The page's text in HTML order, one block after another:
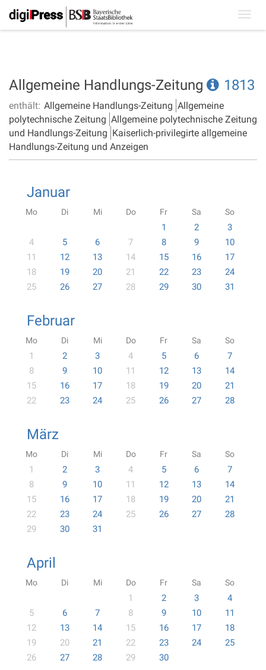
Allgemeine Handlungs-Zeitung 1813
enthält: Allgemeine Handlungs-Zeitung Allgemeine
polytechnische Zeitung Allgemeine polytechnische Zeitung
und Handlungs-Zeitung Kaiserlich-privilegirte allgemeine
Handlungs-Zeitung und Anzeigen
Januar
Mo Di Mi Do Fr Sa So
1 2
3
4
5 6 7 8 9
10
11
12 13 14 15 16
17
18
19 20 21 22 23
24
25
26 27 28 29 30 31
Februar
Mo Di Mi Do Fr Sa So
1 2 3 4 5 6
7
8
9 10 11 12 13
14
15
16 17 18 19 20
21
22
23 24 25 26 27 28
März
Mo Di Mi Do Fr Sa So
1 2 3 4 5 6
7
8
9 10 11 12 13
14
15
16 17 18 19 20
21
22
23 24 25 26 27
28
29
30 31
April
Mo Di Mi Do Fr Sa So
1 2 3
4
5
6 7 8 9 10
11
12
13 14 15 16 17
18
19
20 21 22 23 24
25
26
27 28 29 30